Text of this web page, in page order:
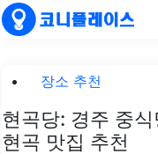
Skip
to
Posted장소 추천
현곡당: 경주 중
현곡 맛집 추천